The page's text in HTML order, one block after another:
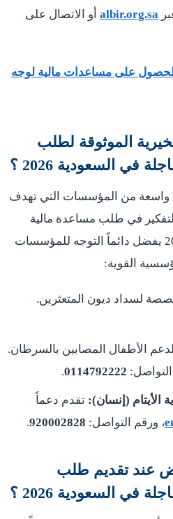
albir.org.sa أو الاتصال على
على مساعدات مالية لوجه
الموثوقة لطلب
في السعودية 2026 ؟
واسعة من المؤسسات التي تهدف
في طلب مساعدة مالية
عاجلة في السعودية 2026 يفضل دائماً التوجه للمؤسسات
القوية:
لسداد ديون المتعثرين.
لدعم الأطفال المصابين بالسرطان.
0114792222
.
الأيتام (إنسان): تقدم دعماً
، ورقم التواصل: 920002828
.
عند تقديم طلب
في السعودية 2026 ؟